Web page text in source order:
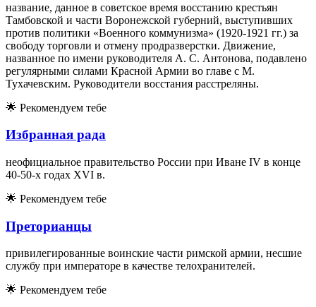
название, данное в советское время восстанию крестьян
Тамбовской и части Воронежской губерний, выступивших
против политики «Военного коммунизма» (1920-1921 гг.) за
свободу торговли и отмену продразверстки. Движение,
названное по имени руководителя А. С. Антонова, подавлено
регулярными силами Красной Армии во главе с М.
Тухачевским. Руководители восстания расстреляны.
🌟 Рекомендуем тебе
Избранная рада
неофициальное правительство России при Иване IV в конце
40-50-х годах XVI в.
🌟 Рекомендуем тебе
Преторианцы
привилегированные воинские части римской армии, несшие
службу при императоре в качестве телохранителей.
🌟 Рекомендуем тебе